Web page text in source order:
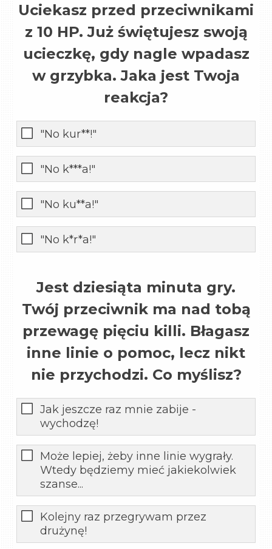
Uciekasz przed przeciwnikami
z 10 HP. Już świętujesz swoją
ucieczkę, gdy nagle wpadasz
w grzybka. Jaka jest Twoja
reakcja?
"No kur**!"
"No k***a!"
"No ku**a!"
"No k*r*a!"
Jest dziesiąta minuta gry.
Twój przeciwnik ma nad tobą
przewagę pięciu killi. Błagasz
inne linie o pomoc, lecz nikt
nie przychodzi. Co myślisz?
Jak jeszcze raz mnie zabije -
wychodzę!
Może lepiej, żeby inne linie wygrały.
Wtedy będziemy mieć jakiekolwiek
szanse...
Kolejny raz przegrywam przez
drużynę!